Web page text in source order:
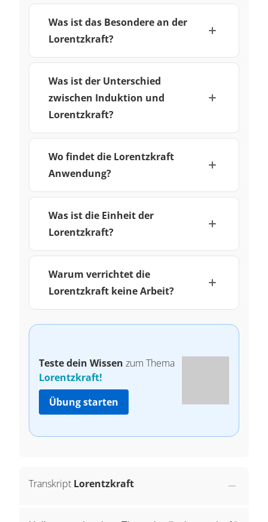
Was ist das Besondere an der
Lorentzkraft?
Was ist der Unterschied
zwischen Induktion und
Lorentzkraft?
Wo findet die Lorentzkraft
Anwendung?
Was ist die Einheit der
Lorentzkraft?
Warum verrichtet die
Lorentzkraft keine Arbeit?
Teste dein Wissen zum Thema
Lorentzkraft!
Übung starten
Transkript Lorentzkraft